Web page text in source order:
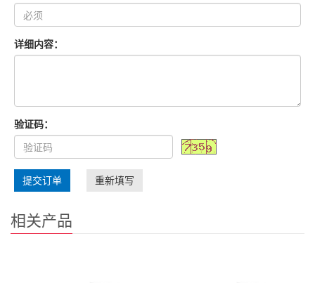
详细内容：
验证码：
提交订单 重新填写
相关产品